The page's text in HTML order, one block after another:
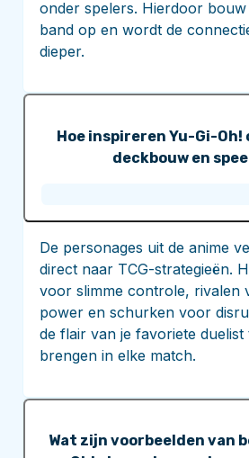
onder spelers. Hierdoor
band op en wordt de
dieper.
Hoe inspireren Yu-Gi-
deckbouw en
De personages uit de anime
direct naar TCG-strategieën.
voor slimme controle, rivalen
power en schurken voor
de flair van je favoriete duelist
brengen in elke match.
Wat zijn voorbeelden van